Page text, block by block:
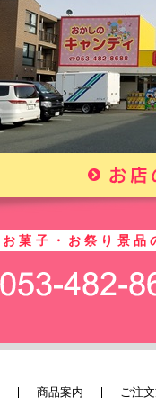
お菓子・お祭り景品
商品案内 ご注